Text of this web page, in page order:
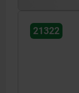
21322